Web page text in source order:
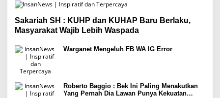
Sakariah SH : KUHP dan KUHAP Baru Berlaku,
Masyarakat Wajib Lebih Waspada
Warganet Mengeluh FB WA IG Error
Roberto Baggio : Bek Ini Paling Menakutkan
Yang Pernah Dia Lawan Punya Kekuatan